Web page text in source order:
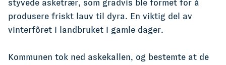
styvede asketrær, som gradvis ble formet for å
produsere friskt lauv til dyra. En viktig del av
vinterfôret i landbruket i gamle dager.
Kommunen tok ned askekallen, og bestemte at de